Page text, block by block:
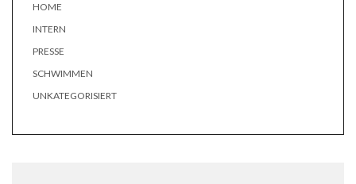
HOME
INTERN
PRESSE
SCHWIMMEN
UNKATEGORISIERT